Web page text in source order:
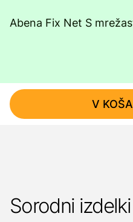
Abena Fix Net S
V
Sorodni izdelki